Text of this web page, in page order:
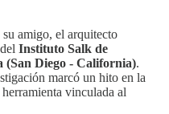
amigo, el arquitecto
Instituto Salk de
(San Diego - California).
marcó un hito en la
vinculada al